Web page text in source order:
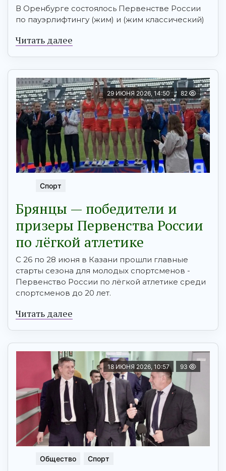
В Оренбурге состоялось Первенстве России
по пауэрлифтингу (жим) и (жим классический)
Читать далее
29 ИЮНЯ 2026, 14:50 82
Спорт
Брянцы — победители и
призеры Первенства России
по лёгкой атлетике
С 26 по 28 июня в Казани прошли главные
старты сезона для молодых спортсменов -
Первенство России по лёгкой атлетике среди
спортсменов до 20 лет.
Читать далее
18 ИЮНЯ 2026, 10:57 93
Общество Спорт